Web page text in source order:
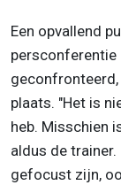
Een opvallend
persconferentie
plaats. "Het is
heb. Misschien
aldus de
gefocust zijn,